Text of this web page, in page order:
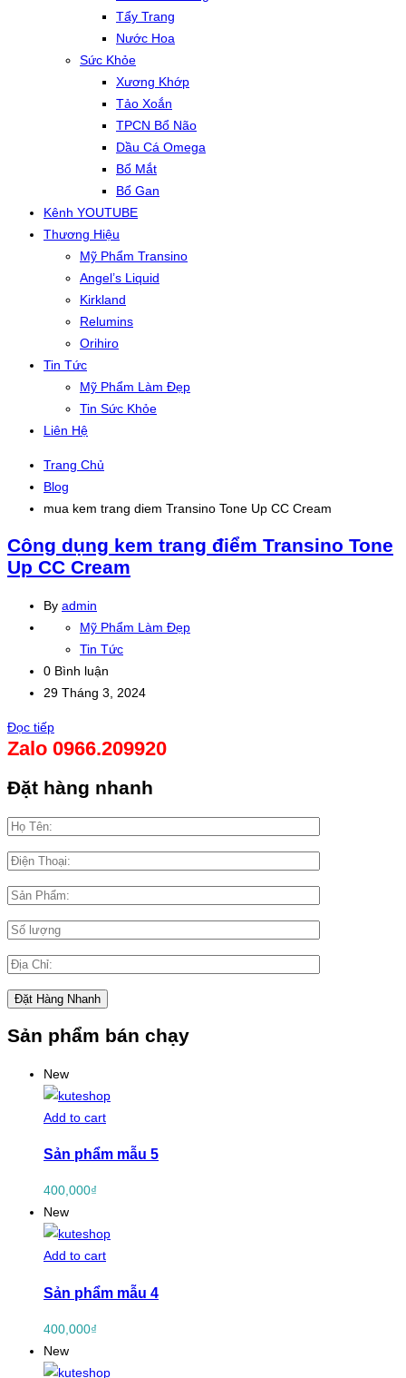
Tẩy Trang
Nước Hoa
Sức Khỏe
Xương Khớp
Tảo Xoắn
TPCN Bổ Não
Dầu Cá Omega
Bổ Mắt
Bổ Gan
Kênh YOUTUBE
Thương Hiệu
Mỹ Phẩm Transino
Angel’s Liquid
Kirkland
Relumins
Orihiro
Tin Tức
Mỹ Phẩm Làm Đẹp
Tin Sức Khỏe
Liên Hệ
Trang Chủ
Blog
mua kem trang diem Transino Tone Up CC Cream
Công dụng kem trang điểm Transino Tone
Up CC Cream
By admin
Mỹ Phẩm Làm Đẹp
Tin Tức
0 Bình luận
29 Tháng 3, 2024
Đọc tiếp
Zalo 0966.209920
Đặt hàng nhanh
Sản phẩm bán chạy
New
Add to cart
Sản phẩm mẫu 5
400,000₫
New
Add to cart
Sản phẩm mẫu 4
400,000₫
New